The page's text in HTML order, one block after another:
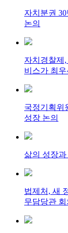
자치분권
논의
자치경찰제
비스가 최
국정기획위
성장 논의
삶의 성장과
법제처, 새
무담당관 회